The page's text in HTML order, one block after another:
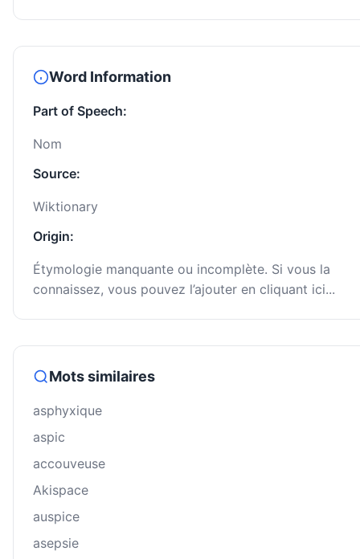
Word Information
Part of Speech:
Nom
Source:
Wiktionary
Origin:
Étymologie manquante ou incomplète. Si vous la
connaissez, vous pouvez l’ajouter en cliquant ici...
Mots similaires
asphyxique
aspic
accouveuse
Akispace
auspice
asepsie